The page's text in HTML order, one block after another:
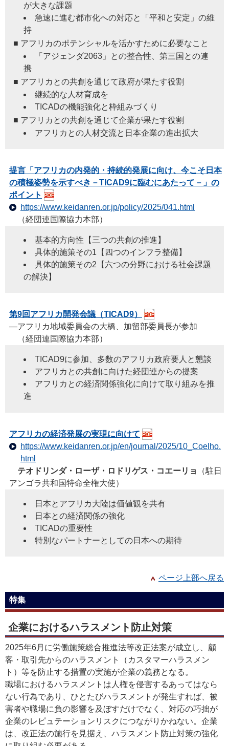
が大きな課題
急速に進む都市化への対応と「平和と安定」の維
持
■ アフリカのポテンシャルを活かすために必要なこと
「アジェンダ2063」との整合性、第三国との連
携
■ アフリカとの共創を通じて政府が果たす役割
継続的な人材育成を
TICADの機能強化と枠組みづくり
■ アフリカとの共創を通じて企業が果たす役割
アフリカとの人材交流と日本企業の進出拡大
提言「アフリカの内発的・持続的発展に向け、今こそ日本
の積極姿勢を示すべき－TICAD9に臨むにあたって－」の
ポイント
https://www.keidanren.or.jp/policy/2025/041.html
（経団連国際協力本部）
基本的方向性【三つの共創の推進】
具体的施策その1【四つのインフラ整備】
具体的施策その2【六つの分野における社会課題
の解決】
第9回アフリカ開発会議（TICAD9）
―アフリカ地域委員会の大橋、加留部委員長が参加
（経団連国際協力本部）
TICAD9に参加、多数のアフリカ政府要人と懇談
アフリカとの共創に向けた経団連からの提案
アフリカとの経済関係強化に向けて取り組みを推
進
アフリカの経済発展の実現に向けて
https://www.keidanren.or.jp/en/journal/2025/10_Coelho.
html
テオドリンダ・ローザ・ロドリゲス・コエーリョ
（駐日
アンゴラ共和国特命全権大使）
日本とアフリカ大陸は価値観を共有
日本との経済関係の強化
TICADの重要性
特別なパートナーとしての日本への期待
ページ上部へ戻る
特集
企業におけるハラスメント防止対策
2025年6月に労働施策総合推進法等改正法案が成立し、顧
客・取引先からのハラスメント（カスタマーハラスメン
ト）等を防止する措置の実施が企業の義務となる。
職場におけるハラスメントは人権を侵害するあってはなら
ない行為であり、ひとたびハラスメントが発生すれば、被
害者や職場に負の影響を及ぼすだけでなく、対応の巧拙が
企業のレピュテーションリスクにつながりかねない。企業
は、改正法の施行を見据え、ハラスメント防止対策の強化